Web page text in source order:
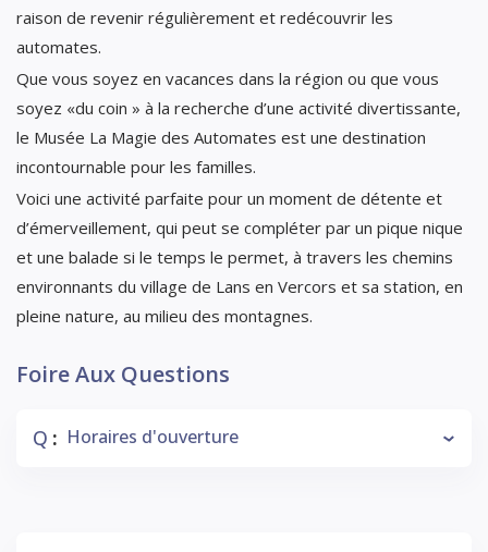
raison de revenir régulièrement et redécouvrir les
automates.
Que vous soyez en vacances dans la région ou que vous
soyez «du coin » à la recherche d’une activité divertissante,
le Musée La Magie des Automates est une destination
incontournable pour les familles.
Voici une activité parfaite pour un moment de détente et
d’émerveillement, qui peut se compléter par un pique nique
et une balade si le temps le permet, à travers les chemins
environnants du village de Lans en Vercors et sa station, en
pleine nature, au milieu des montagnes.
Foire Aux Questions
Q : Horaires d'ouverture